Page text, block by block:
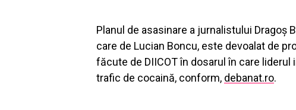
Planul de asasinare a jurnalistului Dragoș
care de Lucian Boncu, este devoalat de
făcute de DIICOT în dosarul în care
trafic de cocaină, conform, debanat.ro.